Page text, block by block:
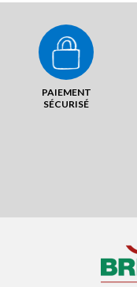
PAIEMENT
SÉCURISÉ